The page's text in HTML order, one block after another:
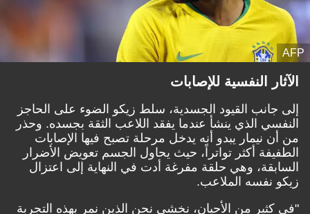
AFP
الآثار النفسية للإصابات
إلى جانب القيود الجسدية، سلط زيكو الضوء على الحاجز
النفسي الذي ينشأ عندما يفقد اللاعب الثقة بجسده. وحذر
من أن نيمار يبدو أنه يدخل مرحلة تصبح فيها الإصابات
الطفيفة أكثر تواتراً، حيث يحاول الجسم تعويض الأضرار
السابقة، وهي حلقة مفرغة أدت في النهاية إلى اعتزال
زيكو نفسه الملاعب.
"في كثير من الأحيان، نخشى نحن الذين نمر بهذه التجربة